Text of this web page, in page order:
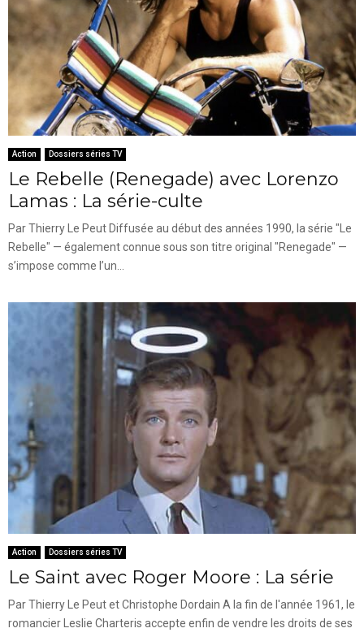
Action Dossiers séries TV
Le Rebelle (Renegade) avec Lorenzo
Lamas : La série-culte
Par Thierry Le Peut Diffusée au début des années 1990, la série "Le
Rebelle" — également connue sous son titre original "Renegade" —
s’impose comme l’un...
Action Dossiers séries TV
Le Saint avec Roger Moore : La série
Par Thierry Le Peut et Christophe Dordain A la fin de l'année 1961, le
romancier Leslie Charteris accepte enfin de vendre les droits de ses